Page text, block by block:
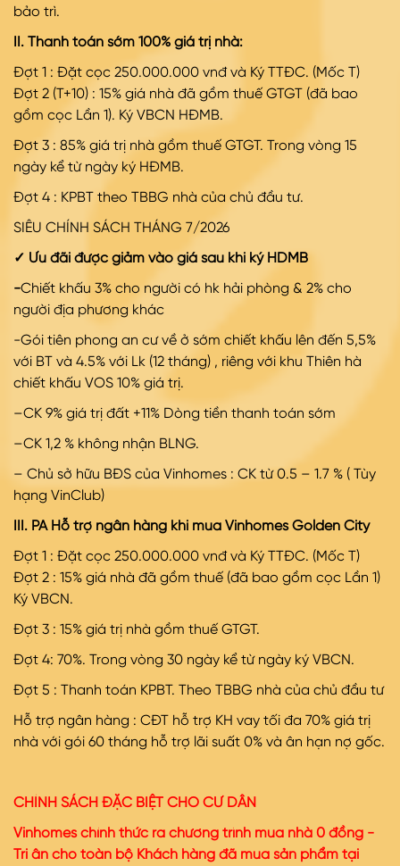
bảo trì.
II. Thanh toán sớm 100% giá trị nhà:
Đợt 1 : Đặt cọc 250.000.000 vnđ và Ký TTĐC. (Mốc T)
Đợt 2 (T+10) : 15% giá nhà đã gồm thuế GTGT (đã bao
gồm cọc Lần 1). Ký VBCN HĐMB.
Đợt 3 : 85% giá trị nhà gồm thuế GTGT. Trong vòng 15
ngày kể từ ngày ký HĐMB.
Đợt 4 : KPBT theo TBBG nhà của chủ đầu tư.
SIÊU CHÍNH SÁCH THÁNG 7/2026
✓ Ưu đãi được giảm vào giá sau khi ký HDMB
-Chiết khấu 3% cho người có hk hải phòng & 2% cho
người địa phương khác
-Gói tiên phong an cư về ở sớm chiết khấu lên đến 5,5%
với BT và 4.5% với Lk (12 tháng) , riêng với khu Thiên hà
chiết khấu VOS 10% giá trị.
–CK 9% giá trị đất +11% Dòng tiền thanh toán sớm
–CK 1,2 % không nhận BLNG.
– Chủ sở hữu BĐS của Vinhomes : CK từ 0.5 – 1.7 % ( Tùy
hạng VinClub)
III. PA Hỗ trợ ngân hàng khi mua Vinhomes Golden City
Đợt 1 : Đặt cọc 250.000.000 vnđ và Ký TTĐC. (Mốc T)
Đợt 2 : 15% giá nhà đã gồm thuế (đã bao gồm cọc Lần 1)
Ký VBCN.
Đợt 3 : 15% giá trị nhà gồm thuế GTGT.
Đợt 4: 70%. Trong vòng 30 ngày kể từ ngày ký VBCN.
Đợt 5 : Thanh toán KPBT. Theo TBBG nhà của chủ đầu tư
Hỗ trợ ngân hàng : CĐT hỗ trợ KH vay tối đa 70% giá trị
nhà với gói 60 tháng hỗ trợ lãi suất 0% và ân hạn nợ gốc.
CHÍNH SÁCH ĐẶC BIỆT CHO CƯ DÂN
Vinhomes chính thức ra chương trình mua nhà 0 đồng -
Tri ân cho toàn bộ Khách hàng đã mua sản phẩm tại